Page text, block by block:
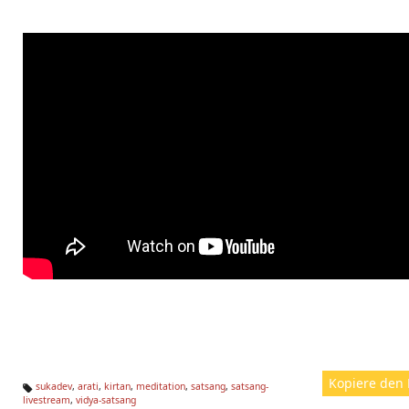
Kopiere den
Ta
sukadev, arati, kirtan, meditation, satsang, satsang-
livestream, vidya-satsang